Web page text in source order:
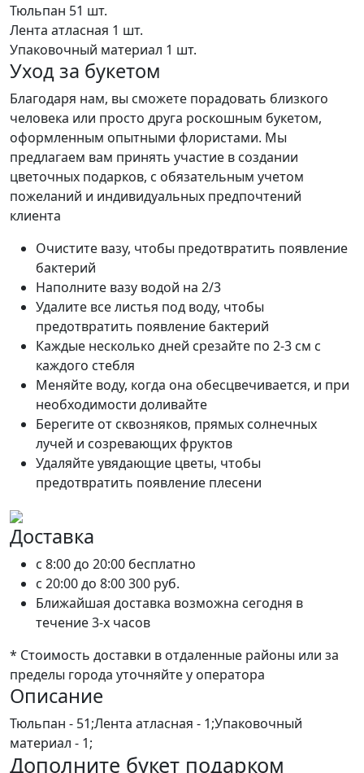
Тюльпан 51 шт.
Лента атласная 1 шт.
Упаковочный материал 1 шт.
Уход за букетом
Благодаря нам, вы сможете порадовать близкого
человека или просто друга роскошным букетом,
оформленным опытными флористами. Мы
предлагаем вам принять участие в создании
цветочных подарков, с обязательным учетом
пожеланий и индивидуальных предпочтений
клиента
Очистите вазу, чтобы предотвратить появление
бактерий
Наполните вазу водой на 2/3
Удалите все листья под воду, чтобы
предотвратить появление бактерий
Каждые несколько дней срезайте по 2-3 см с
каждого стебля
Меняйте воду, когда она обесцвечивается, и при
необходимости доливайте
Берегите от сквозняков, прямых солнечных
лучей и созревающих фруктов
Удаляйте увядающие цветы, чтобы
предотвратить появление плесени
Доставка
c 8:00 до 20:00 бесплатно
c 20:00 до 8:00300 руб.
Ближайшая доставка возможна сегодня в
течение 3-х часов
* Стоимость доставки в отдаленные районы или за
пределы города уточняйте у оператора
Описание
Тюльпан - 51;Лента атласная - 1;Упаковочный
материал - 1;
Дополните букет подарком